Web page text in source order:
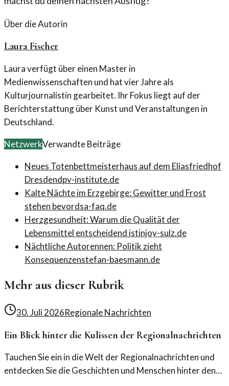
Über die Autorin
Laura Fischer
Laura verfügt über einen Master in
Medienwissenschaften und hat vier Jahre als
Kulturjournalistin gearbeitet. Ihr Fokus liegt auf der
Berichterstattung über Kunst und Veranstaltungen in
Deutschland.
NetzwerkVerwandte Beiträge
Neues Totenbettmeisterhaus auf dem Eliasfriedhof
Dresdendpv-institute.de
Kalte Nächte im Erzgebirge: Gewitter und Frost
stehen bevordsa-faq.de
Herzgesundheit: Warum die Qualität der
Lebensmittel entscheidend istinjoy-sulz.de
Nächtliche Autorennen: Politik zieht
Konsequenzenstefan-baesmann.de
Mehr aus dieser Rubrik
30. Juli 2026Regionale Nachrichten
Ein Blick hinter die Kulissen der Regionalnachrichten
Tauchen Sie ein in die Welt der Regionalnachrichten und
entdecken Sie die Geschichten und Menschen hinter den